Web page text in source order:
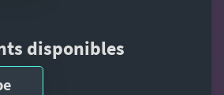
disponibles